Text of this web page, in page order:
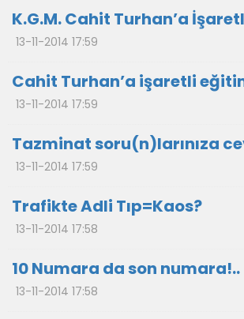
K.G.M. Cahit Turhan’a
13-11-2014 17:59
Cahit Turhan’a işaretli
13-11-2014 17:59
Tazminat soru(n)larınıza
13-11-2014 17:59
Trafikte Adli Tıp=Kaos?
13-11-2014 17:58
10 Numara da son numara!..
13-11-2014 17:58